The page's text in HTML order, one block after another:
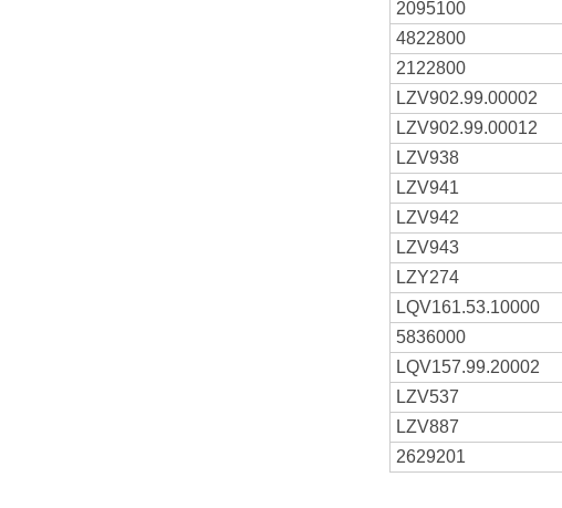
2095100
4822800
2122800
LZV902.99.00002
LZV902.99.00012
LZV938
LZV941
LZV942
LZV943
LZY274
LQV161.53.10000
5836000
LQV157.99.20002
LZV537
LZV887
2629201